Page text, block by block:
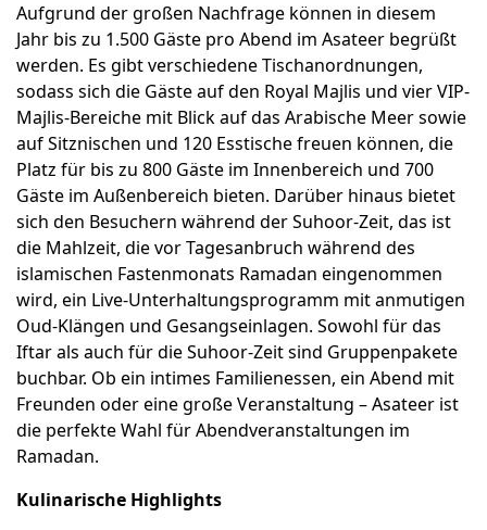
Aufgrund der großen Nachfrage können in diesem
Jahr bis zu 1.500 Gäste pro Abend im Asateer begrüßt
werden. Es gibt verschiedene Tischanordnungen,
sodass sich die Gäste auf den Royal Majlis und vier VIP-
Majlis-Bereiche mit Blick auf das Arabische Meer sowie
auf Sitznischen und 120 Esstische freuen können, die
Platz für bis zu 800 Gäste im Innenbereich und 700
Gäste im Außenbereich bieten. Darüber hinaus bietet
sich den Besuchern während der Suhoor-Zeit, das ist
die Mahlzeit, die vor Tagesanbruch während des
islamischen Fastenmonats Ramadan eingenommen
wird, ein Live-Unterhaltungsprogramm mit anmutigen
Oud-Klängen und Gesangseinlagen. Sowohl für das
Iftar als auch für die Suhoor-Zeit sind Gruppenpakete
buchbar. Ob ein intimes Familienessen, ein Abend mit
Freunden oder eine große Veranstaltung – Asateer ist
die perfekte Wahl für Abendveranstaltungen im
Ramadan.
Kulinarische Highlights